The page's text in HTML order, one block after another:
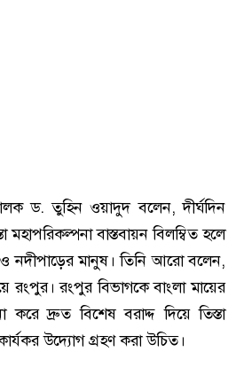
ড. তুহিন ওয়াদুদ বলেন, দীর্ঘদিন
মহাপরিকল্পনা বাস্তবায়ন বিলম্বিত হলে
ও নদীপাড়ের মানুষ। তিনি আরো বলেন,
রংপুর। রংপুর বিভাগকে বাংলা মায়ের
করে দ্রুত বিশেষ বরাদ্দ দিয়ে তিস্তা
উদ্যোগ গ্রহণ করা উচিত।